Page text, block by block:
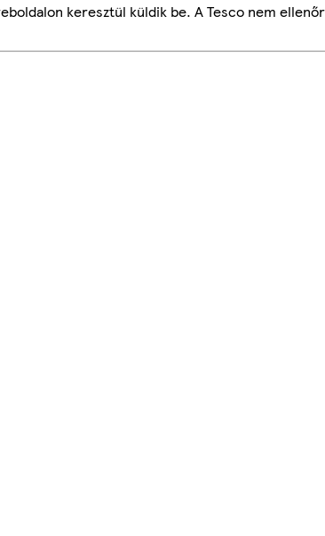
keresztül küldik be. A Tesco nem